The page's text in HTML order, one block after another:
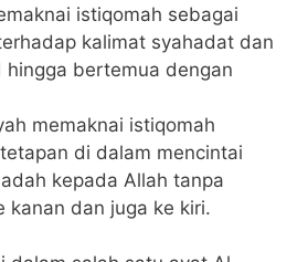
istiqomah sebagai
kalimat syahadat dan
hingga bertemua dengan
memaknai istiqomah
di dalam mencintai
kepada Allah tanpa
kanan dan juga ke kiri.